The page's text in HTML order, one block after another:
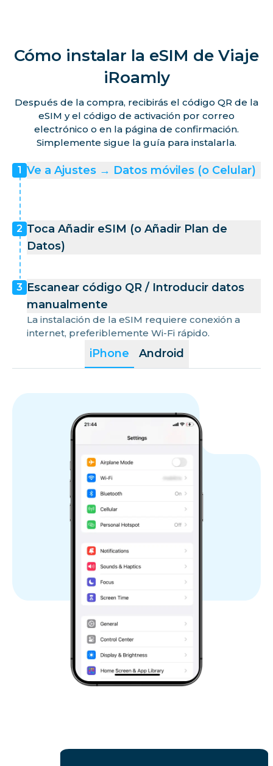
Cómo instalar la eSIM de Viaje
iRoamly
Después de la compra, recibirás el código QR de la
eSIM y el código de activación por correo
electrónico o en la página de confirmación.
Simplemente sigue la guía para instalarla.
iPhone Android
1 Ve a Ajustes → Datos móviles (o Celular)
2 Toca Añadir eSIM (o Añadir Plan de
Datos)
3 Escanear código QR / Introducir datos
manualmente
La instalación de la eSIM requiere conexión a
internet, preferiblemente Wi-Fi rápido.